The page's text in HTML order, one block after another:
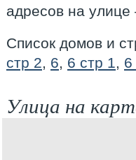
адресов на
Список домов и
стр 2, 6, 6 стр 1, 6
Улица на